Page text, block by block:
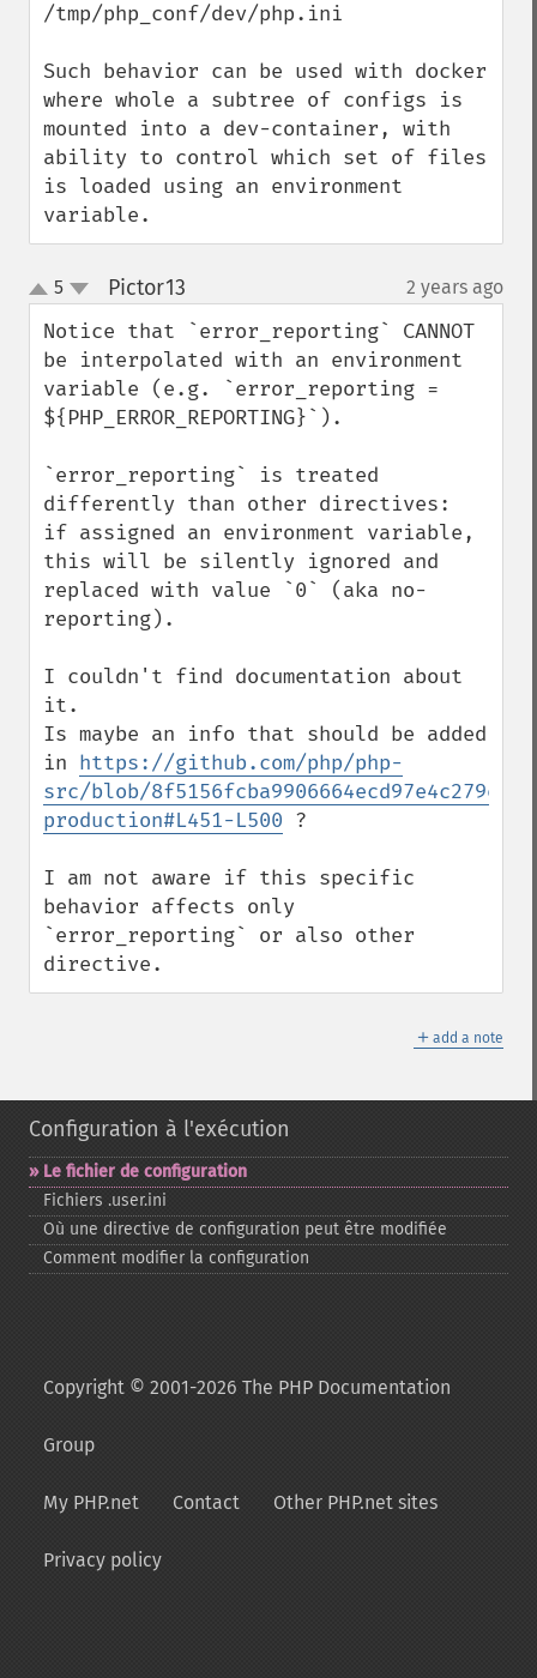
/tmp/php_conf/dev/php.ini
Such behavior can be used with docker
where whole a subtree of configs is
mounted into a dev-container, with
ability to control which set of files
is loaded using an environment
variable.
up
down
5 Pictor13 2 years ago
Notice that `error_reporting` CANNOT
be interpolated with an environment
variable (e.g. `error_reporting =
${PHP_ERROR_REPORTING}`).
`error_reporting` is treated
differently than other directives:
if assigned an environment variable,
this will be silently ignored and
replaced with value `0` (aka no-
reporting).
I couldn't find documentation about
it.
Is maybe an info that should be added
in https://github.com/php/php-
src/blob/
production#L451-L500 ?
I am not aware if this specific
behavior affects only
`error_reporting` or also other
directive.
＋ add a note
Configuration à l'exécution
Le fichier de configuration
Fichiers .user.ini
Où une directive de configuration peut être modifiée
Comment modifier la configuration
Copyright © 2001-2026 The PHP Documentation
Group
My PHP.net Contact Other PHP.net sites
Privacy policy